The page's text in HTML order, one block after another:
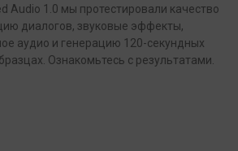
Audio 1.0 мы протестировали качество
диалогов, звуковые эффекты,
аудио и генерацию 120-секундных
Ознакомьтесь с результатами.